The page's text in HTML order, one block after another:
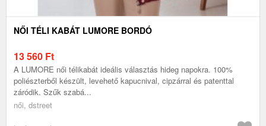
NŐI TÉLI KABÁT LUMORE BORDÓ
13 560 Ft
A LUMORE női télikabát ideális választás hideg napokra. 100%
poliészterből készült, levehető kapucnival, cipzárral és patenttal
záródik. Szűk szabá...
női, dstreet